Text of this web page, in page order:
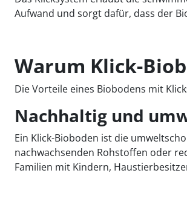
Aufwand und sorgt dafür, dass der
Warum Klick-
Die Vorteile eines Biobodens mit
Nachhaltig und
Ein Klick-Bioboden ist die
nachwachsenden Rohstoffen oder
Familien mit Kindern,